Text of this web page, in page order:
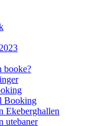
booke?
Booking
Ekeberghallen
utebaner